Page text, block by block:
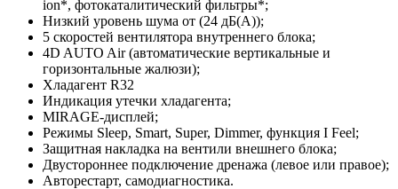
ion*, фотокаталитический фильтры*;
Низкий уровень шума от (24 дБ(А));
5 скоростей вентилятора внутреннего блока;
4D AUTO Air (автоматические вертикальные и
горизонтальные жалюзи);
Хладагент R32
Индикация утечки хладагента;
MIRAGE-дисплей;
Режимы Sleep, Smart, Super, Dimmer, функция I Feel;
Защитная накладка на вентили внешнего блока;
Двустороннее подключение дренажа (левое или правое);
Авторестарт, самодиагностика.